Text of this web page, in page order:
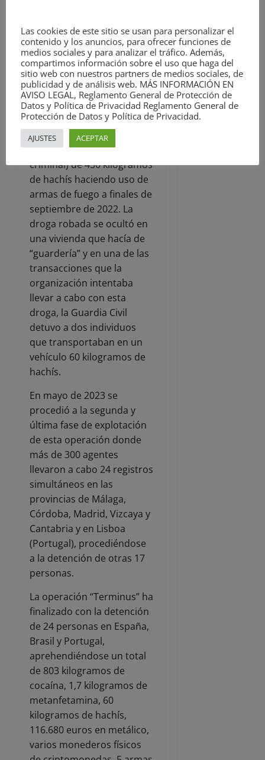
Paralelamente continuaba
la investigación a la
infraestructura integrada
por miembros de la red
criminal que actuaban
como “correos” en Málaga.
Estos individuos realizaron
un “vuelco” (robo de droga
a otra organización
criminal) de 450 kilogramos
de hachís haciendo uso de
armas de fuego a finales de
septiembre de 2022. La
droga robada se ocultó en
una vivienda que hacía de
“guardería” y en una de las
transacciones que la
organización intentaba
llevar a cabo con esta
droga, la Guardia Civil
detuvo a dos individuos
que transportaban en un
vehículo 60 kilogramos de
hachís.
En mayo de 2023 se
procedió a la segunda y
última fase de explotación
de esta operación donde
más de 300 agentes
llevaron a cabo 24 registros
simultáneos en las
provincias de Málaga,
Córdoba, Madrid, Vizcaya y
Cantabria y en Lisboa
(Portugal), procediéndose
a la detención de otras 17
personas.
La operación “Terminus” ha
finalizado con la detención
de 24 personas en España,
Brasil y Portugal,
aprehendiéndose un total
de 803 kilogramos de
cocaína, 1,7 kilogramos de
metanfetamina, 60
kilogramos de hachís,
116.680 euros en metálico,
varios monederos físicos
Las cookies de este sitio se usan para personalizar el
contenido y los anuncios, para ofrecer funciones de
medios sociales y para analizar el tráfico. Además,
compartimos información sobre el uso que haga del
sitio web con nuestros partners de medios sociales, de
publicidad y de análisis web. MÁS INFORMACIÓN EN
AVISO LEGAL, Reglamento General de Protección de
Datos y Política de Privacidad Reglamento General de
Protección de Datos y Política de Privacidad.
AJUSTES ACEPTAR